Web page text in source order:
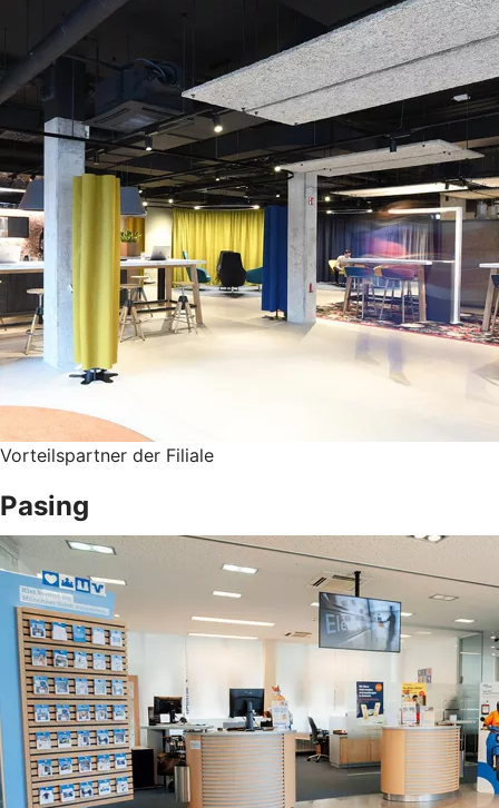
Vorteilspartner der Filiale
Pasing